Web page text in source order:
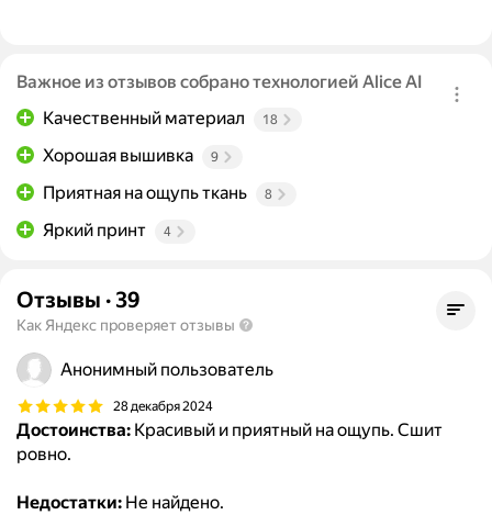
Важное из отзывов собрано технологией Alice AI
Качественный материал
18
Хорошая вышивка 9
Приятная на ощупь ткань 8
Яркий принт 4
Отзывы · 39
Как Яндекс проверяет отзывы
Анонимный пользователь
28 декабря 2024
Достоинства: Красивый и приятный на ощупь. Сшит
ровно.
Недостатки: Не найдено.